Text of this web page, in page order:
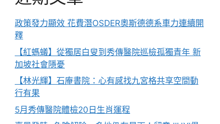
政策發力顯效 花費潛OSDER奧斯德德系車力連續開
釋
【紅螞蟻】從獨居白叟到秀傳醫院巡檢孤獨青年 新
加坡社會隱憂
【林光輝】石庵書院：心有感找九宮格共享空間動
行有果
5月秀傳醫院體檢20日生肖運程